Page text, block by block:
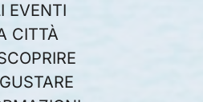
EVENTI
CITTÀ